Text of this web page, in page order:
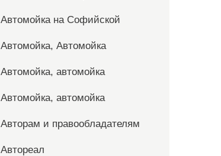
Автомойка на Софийской
Автомойка, Автомойка
Автомойка, автомойка
Автомойка, автомойка
Авторам и правообладателям
Автореал